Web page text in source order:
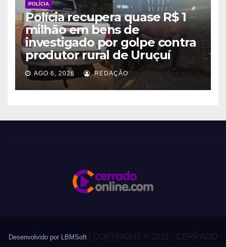
POLÍCIA
Polícia recupera quase R$ 1
milhão em bens de
investigado por golpe contra
produtor rural de Uruçuí
AGO 6, 2026 REDAÇÃO
Desenvolvido por LBMSoft COPYRIGHT © 2021 - CERRADO